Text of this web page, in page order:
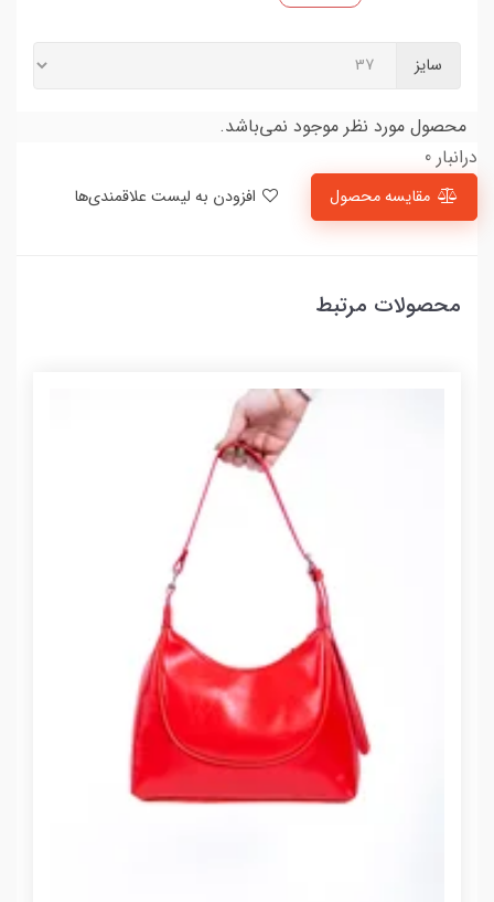
سایز
محصول مورد نظر موجود نمی‌باشد.
درانبار 0
مقایسه محصول
محصولات مرتبط